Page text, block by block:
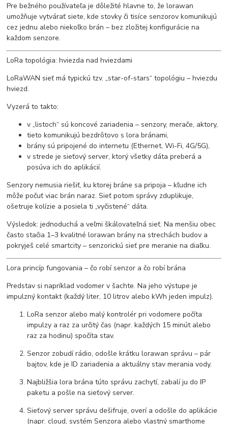
Pre bežného používateľa je dôležité hlavne to, že lorawan
umožňuje vytvárať siete, kde stovky či tisíce senzorov komunikujú
cez jednu alebo niekoľko brán – bez zložitej konfigurácie na
každom senzore.
LoRa topológia: hviezda nad hviezdami
LoRaWAN sieť má typickú tzv. „star-of-stars“ topológiu – hviezdu
hviezd.
Vyzerá to takto:
v „listoch“ sú koncové zariadenia – senzory, merače, aktory,
tieto komunikujú bezdrôtovo s lora bránami,
brány sú pripojené do internetu (Ethernet, Wi-Fi, 4G/5G),
v strede je sieťový server, ktorý všetky dáta preberá a
posúva ich do aplikácií.
Senzory nemusia riešiť, ku ktorej bráne sa pripoja – kľudne ich
môže počuť viac brán naraz. Sieť potom správy zduplikuje,
ošetruje kolízie a posiela ti „vyčistené“ dáta.
Výsledok: jednoduchá a veľmi škálovateľná sieť. Na menšiu obec
často stačia 1–3 kvalitné lorawan brány na strechách budov a
pokryješ celé smartcity – senzorickú sieť pre meranie na diaľku.
Lora princíp fungovania – čo robí senzor a čo robí brána
Predstav si napríklad vodomer v šachte. Na jeho výstupe je
impulzný kontakt (každý liter, 10 litrov alebo kWh jeden impulz).
LoRa senzor alebo malý kontrolér pri vodomere počíta
impulzy a raz za určitý čas (napr. každých 15 minút alebo
raz za hodinu) spočíta stav.
Senzor zobudí rádio, odošle krátku lorawan správu – pár
bajtov, kde je ID zariadenia a aktuálny stav merania vody.
Najbližšia lora brána túto správu zachytí, zabalí ju do IP
paketu a pošle na sieťový server.
Sieťový server správu dešifruje, overí a odošle do aplikácie
(napr. cloud, systém Senzora alebo vlastný smarthome